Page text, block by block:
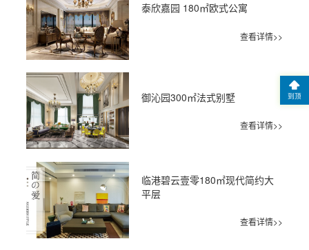
泰欣嘉园 180㎡欧式公寓
查看详情>>
御沁园300㎡法式别墅
查看详情>>
临港碧云壹零180㎡现代简约大
平层
查看详情>>
到顶